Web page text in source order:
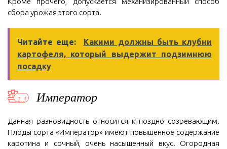
сбора урожая этого сорта.
Читайте еще:
Какими должны быть клубни
картофеля, который выдержит подзимнюю
посадку
Император
Данная разновидность относится к поздно созревающим.
Плоды сорта «Император» имеют повышенное содержание
каротина и сочный, очень насыщенный вкус. Огородная